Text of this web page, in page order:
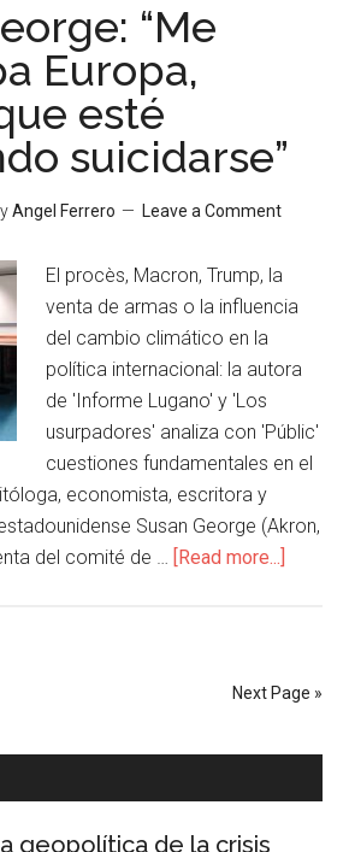
“Me
Europa,
esté
suicidarse”
Angel Ferrero Leave a Comment
El procès, Macron, Trump, la
venta de armas o la influencia
del cambio climático en la
política internacional: la autora
de 'Informe Lugano' y 'Los
usurpadores' analiza con 'Públic'
cuestiones fundamentales en el
economista, escritora y
Susan George (Akron,
del comité de … [Read more...]
Next Page »
geopolítica de la crisis